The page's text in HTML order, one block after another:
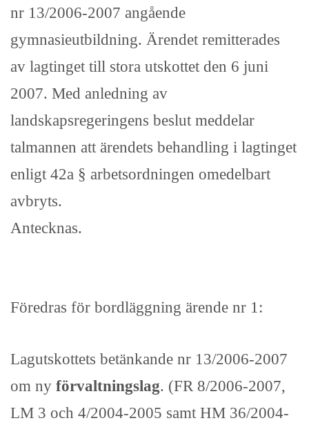
nr 13/2006-2007 angående
gymnasieutbildning. Ärendet remitterades
av lagtinget till stora utskottet den 6 juni
2007. Med anledning av
landskapsregeringens beslut meddelar
talmannen att ärendets behandling i lagtinget
enligt 42a § arbetsordningen omedelbart
avbryts.
Antecknas.
Föredras för bordläggning ärende nr 1:
Lagutskottets betänkande nr 13/2006-2007
om ny förvaltningslag. (FR 8/2006-2007,
LM 3 och 4/2004-2005 samt HM 36/2004-